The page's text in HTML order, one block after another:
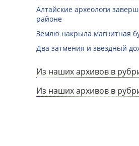
Алтайские археологи
районе
Землю накрыла магнитная
Два затмения и звездный
Из наших архивов в
Из наших архивов в